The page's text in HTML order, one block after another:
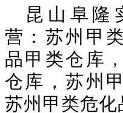
昆山阜隆
营：苏州甲
品甲类仓库
仓库，苏州
苏州甲类危化